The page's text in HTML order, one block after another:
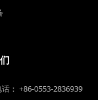
： +86-0553-2836939